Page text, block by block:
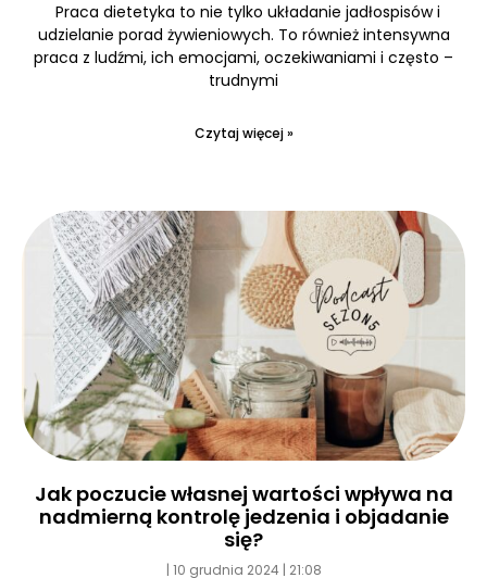
Praca dietetyka to nie tylko układanie jadłospisów i
udzielanie porad żywieniowych. To również intensywna
praca z ludźmi, ich emocjami, oczekiwaniami i często –
trudnymi
Czytaj więcej »
Jak poczucie własnej wartości wpływa na
nadmierną kontrolę jedzenia i objadanie
się?
10 grudnia 2024 21:08